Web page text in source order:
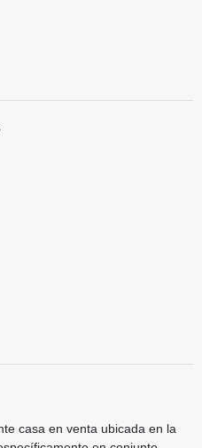
casa en venta ubicada en la